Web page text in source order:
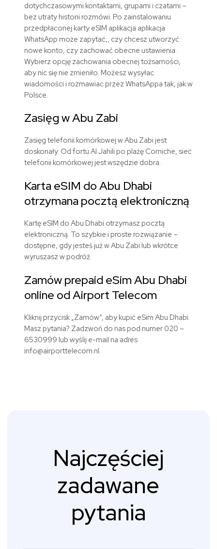
dotychczasowymi kontaktami, grupami i czatami –
bez utraty historii rozmówi. Po zainstalowaniu
przedpłaconej karty eSIM aplikacja aplikacja
WhatsApp może zapytać,, czy chcesz utworzyć
nowe konto, czy zachować obecne ustawienia.
Wybierz opcję zachowania obecnej tożsamości,
aby nic się nie zmieniło. Możesz wysyłac
wiadomości i rozmawiac przez WhatsAppa tak, jak w
Polsce.
Zasięg w Abu Zabi
Zasięg telefonii komórkowej w Abu Zabi jest
doskonały. Od fortu Al Jahili po plażę Corniche, sieć
telefonii komórkowej jest wszędzie dobra.
Karta eSIM do Abu Dhabi
otrzymana pocztą elektroniczną
Kartę eSIM do Abu Dhabi otrzymasz pocztą
elektroniczną. To szybkie i proste rozwiązanie –
dostępne, gdy jesteś już w Abu Zabi lub wkrótce
wyruszasz w podróż.
Zamów prepaid eSim Abu Dhabi
online od Airport Telecom
Kliknij przycisk „Zamów”, aby kupić eSim Abu Dhabi.
Masz pytania? Zadzwoń do nas pod numer 020 –
6530999 lub wyślij e-mail na adres
info@airporttelecom.nl.
Najczęściej
zadawane
pytania